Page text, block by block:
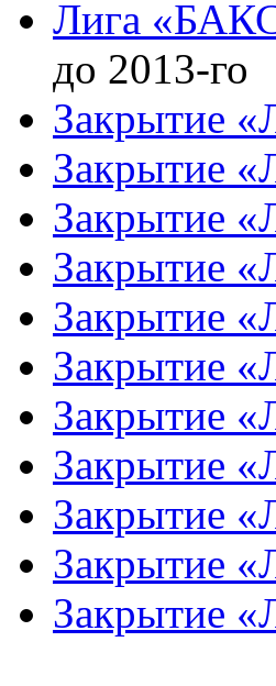
Лига
до 2013-го
Закрытие
Закрытие
Закрытие
Закрытие
Закрытие
Закрытие
Закрытие
Закрытие
Закрытие
Закрытие
Закрытие